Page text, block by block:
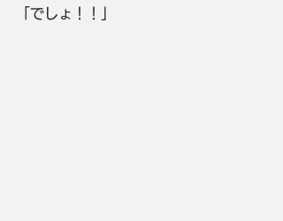
「でしょ！！」